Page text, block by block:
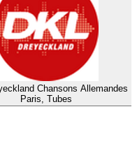
Chansons Allemandes
Paris, Tubes